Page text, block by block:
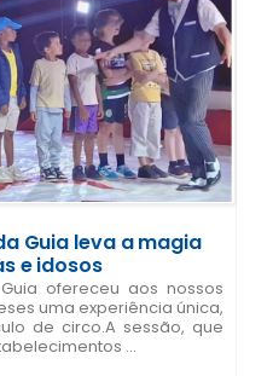
Guia leva a magia
e idosos
ofereceu aos nossos
uma experiência única,
de circo.A sessão, que
...